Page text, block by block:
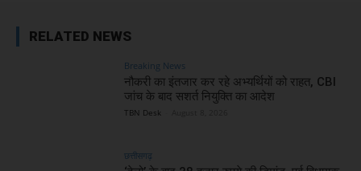
RELATED NEWS
Breaking News
नौकरी का इंतजार कर रहे अभ्यर्थियों को राहत, CBI
जांच के बाद सशर्त नियुक्ति का आदेश
TBN Desk
छत्तीसगढ़